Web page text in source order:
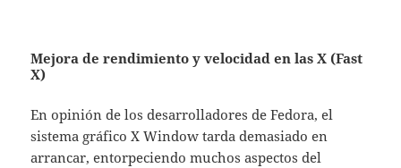
Mejora de rendimiento y velocidad en las X (Fast
X)
En opinión de los desarrolladores de Fedora, el
sistema gráfico X Window tarda demasiado en
arrancar, entorpeciendo muchos aspectos del